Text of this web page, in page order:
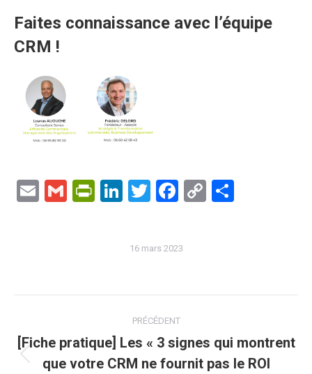
Faites connaissance avec l’équipe
CRM !
EmailGmailPrintFriendly
LinkedIn
Twitter
Facebook
Copy
16 mars 2023
article
PRÉCÉDENT
Article
[Fiche pratique] Les « 3 signes qui montrent
que votre CRM ne fournit pas le ROI